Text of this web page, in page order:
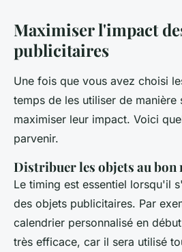
Maximiser l'impact
publicitaires
Une fois que vous avez choisi
temps de les utiliser de manière
maximiser leur impact. Voici
parvenir.
Distribuer les objets au bon
Le timing est essentiel lorsqu'il
des objets publicitaires. Par
calendrier personnalisé en
très efficace, car il sera utilisé